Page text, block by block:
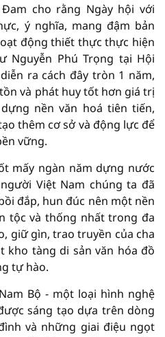
cho rằng Ngày hội với
ý nghĩa, mang đậm bản
động thiết thực thực hiện
Nguyễn Phú Trọng tại Hội
ra cách đây tròn 1 năm,
và phát huy tốt hơn giá trị
nền văn hoá tiên tiến,
thêm cơ sở và động lực để
vững.
mấy ngàn năm dựng nước
Việt Nam chúng ta đã
đắp, hun đúc nên một nền
tộc và thống nhất trong đa
giữ gìn, trao truyền của cha
kho tàng di sản văn hóa đồ
tự hào.
Bộ - một loại hình nghệ
sáng tạo dựa trên dòng
và những giai điệu ngọt